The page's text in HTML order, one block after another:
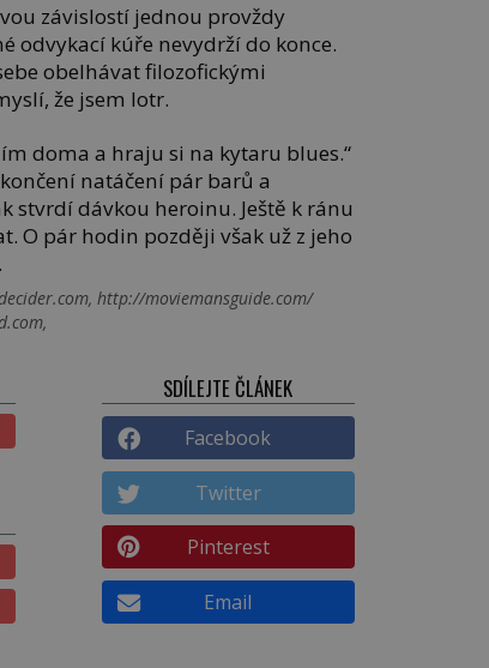
závislostí jednou provždy
odvykací kúře nevydrží do konce.
obelhávat filozofickými
že jsem lotr.
doma a hraju si na kytaru blues.“
natáčení pár barů a
stvrdí dávkou heroinu. Ještě k ránu
O pár hodin později však už z jeho
http://moviemansguide.com/
SDÍLEJTE ČLÁNEK
Facebook
Twitter
Pinterest
Email